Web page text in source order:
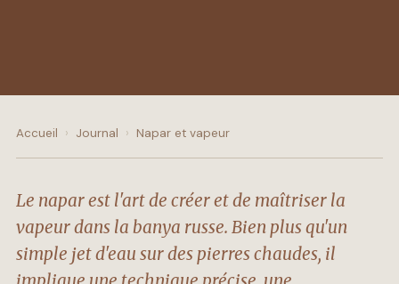
Accueil › Journal › Napar et vapeur
Le napar est l'art de créer et de maîtriser la
vapeur dans la banya russe. Bien plus qu'un
simple jet d'eau sur des pierres chaudes, il